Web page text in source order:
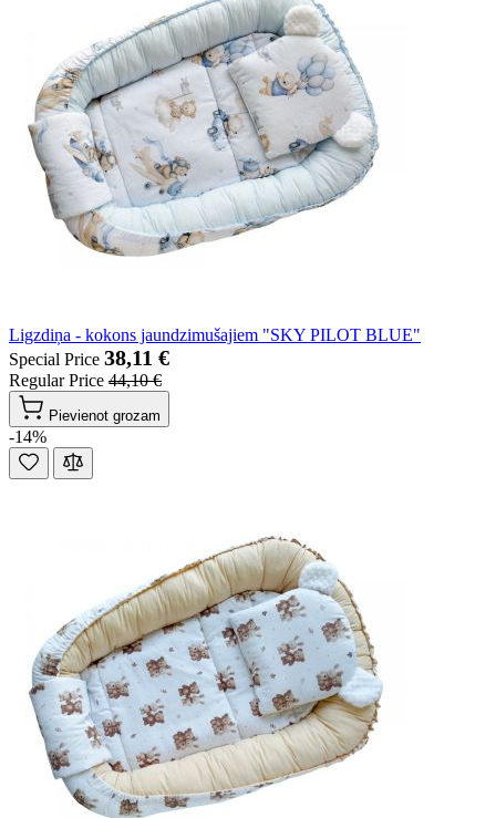
Ligzdiņa - kokons jaundzimušajiem "SKY PILOT BLUE"
Special Price 38,11 €
Regular Price 44,10 €
Pievienot grozam
-14%